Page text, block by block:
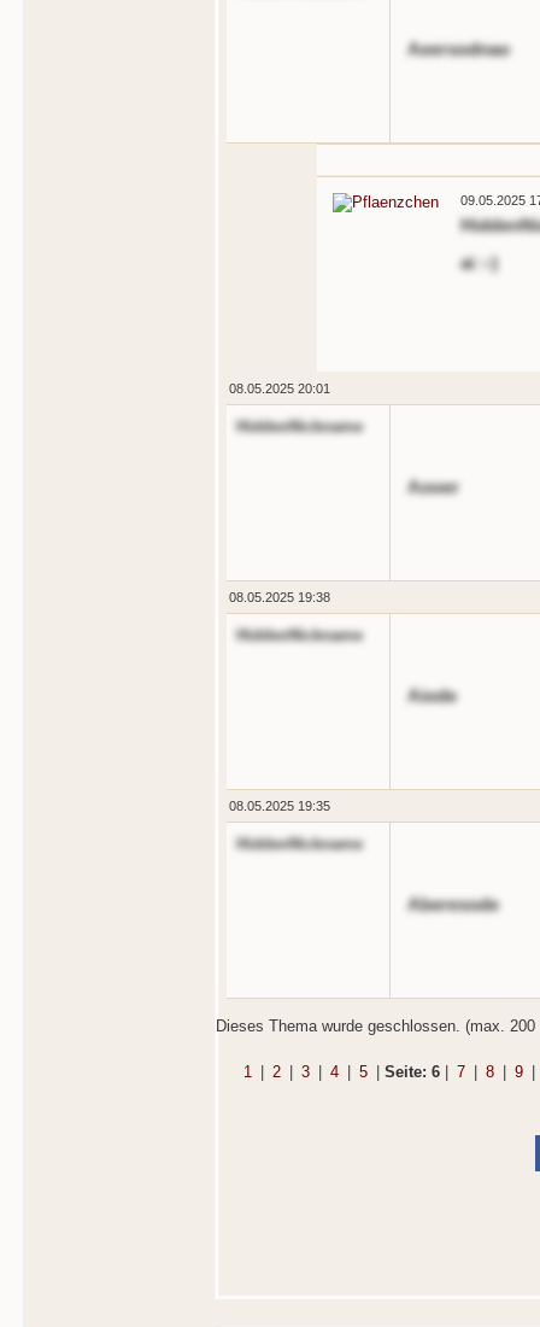
Aeersodnao
09.05.2025
ai :-)
08.05.2025 20:01
HiddenNickname
Aooer
08.05.2025 19:38
HiddenNickname
Aiode
08.05.2025 19:35
HiddenNickname
Aberesode
Dieses Thema wurde geschlossen. (max. 200
1 2 3 4 5 Seite: 6 7 8 9